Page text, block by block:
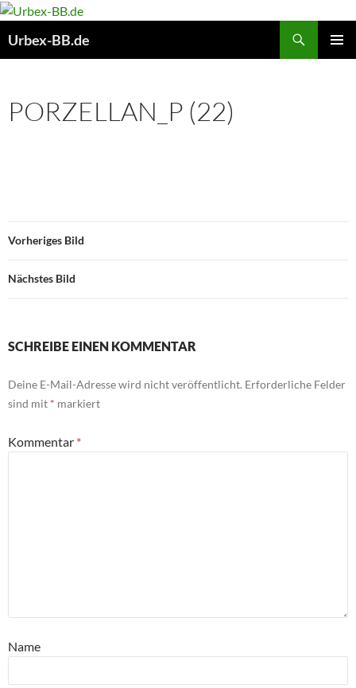
Urbex-BB.de
PORZELLAN_P (22)
Vorheriges Bild
Nächstes Bild
SCHREIBE EINEN KOMMENTAR
Deine E-Mail-Adresse wird nicht veröffentlicht. Erforderliche Felder
sind mit * markiert
Kommentar *
Name